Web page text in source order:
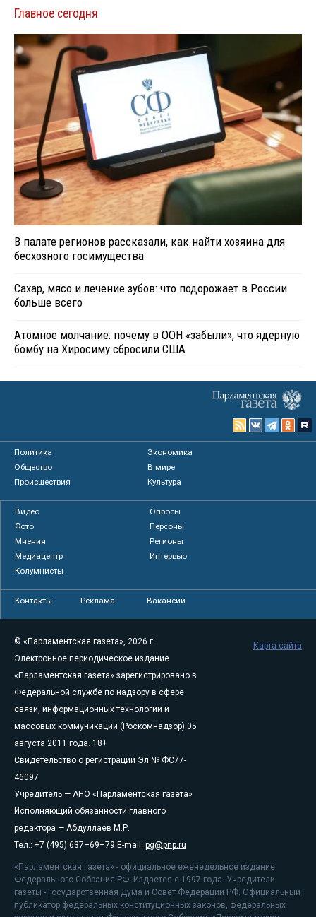
Главное сегодня
В палате регионов рассказали, как найти хозяина для
бесхозного госимущества
Сахар, мясо и лечение зубов: что подорожает в России
больше всего
Атомное молчание: почему в ООН «забыли», что ядерную
бомбу на Хиросиму сбросили США
Политика
Экономика
Общество
В мире
Происшествия
Культура
Видео
Опросы
Фото
Персоны
Мнения
Регионы
Медиацентр
Интервью
Колумнисты
Контакты Реклама Вакансии
© «Парламентская газета», 2026 г.
Электронное периодическое издание
«Парламентская газета» зарегистрировано в
Федеральной службе по надзору в сфере
связи, информационных технологий и
массовых коммуникаций (Роскомнадзор) 05
августа 2011 года. 18+
Свидетельство о регистрации Эл № ФС77-
46097
Учредитель — АНО «Парламентская газета»
Исполняющий обязанности главного
редактора — Абдуллаев М.Р.
Тел.: +7 (495) 637–69–79 E-mail: pg@pnp.ru
«Парламентская газета» - официальное еженедельное издание
Федерального Собрания РФ. Издается с 1997 года. Учредители
газеты - Государственная Дума и Совет Федерации РФ. Официальный
публикатор федеральных конституционных законов, федеральных
Карта сайта